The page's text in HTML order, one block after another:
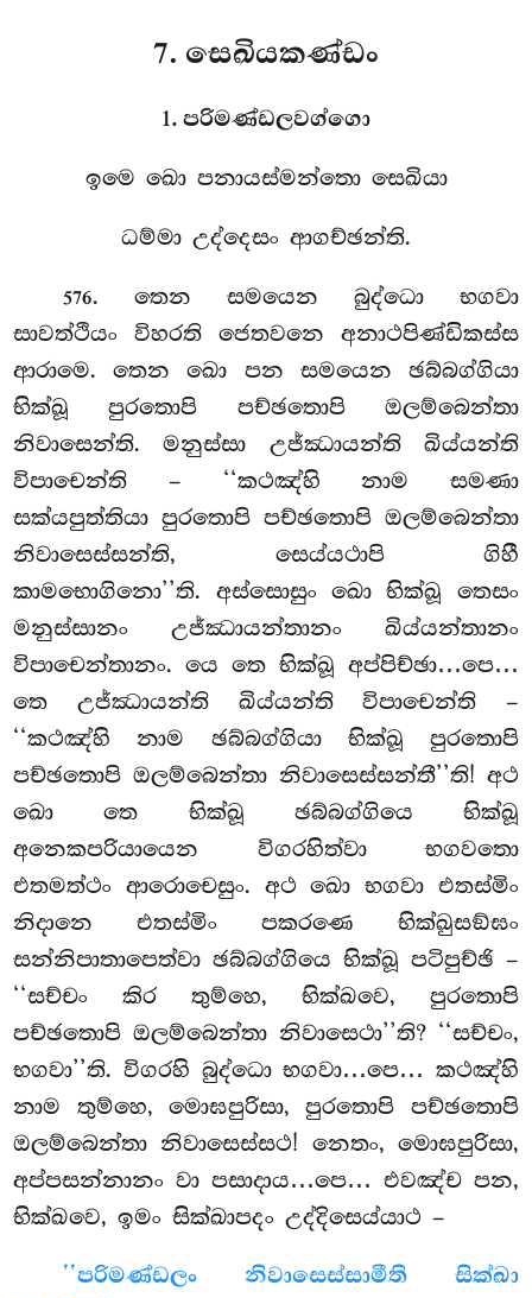
7. සෙඛියකණ්ඩං
1. පරිමණ්ඩලවග්ගො
ඉමෙ ඛො පනායස්මන්තො සෙඛියා
ධම්මා උද්දෙසං ආගච්ඡන්ති.
576. තෙන සමයෙන බුද්ධො භගවා
සාවත්ථියං විහරති ජෙතවනෙ අනාථපිණ්ඩිකස්ස
ආරාමෙ. තෙන ඛො පන සමයෙන ඡබ්බග්ගියා
භික්ඛූ පුරතොපි පච්ඡතොපි ඔලම්බෙන්තා
නිවාසෙන්ති. මනුස්සා උජ්ඣායන්ති ඛිය්යන්ති
විපාචෙන්ති – ‘‘කථඤ්හි නාම සමණා
සක්යපුත්තියා පුරතොපි පච්ඡතොපි ඔලම්බෙන්තා
නිවාසෙස්සන්ති, සෙය්යථාපි ගිහී
කාමභොගිනො’’ති. අස්සොසුං ඛො භික්ඛූ තෙසං
මනුස්සානං උජ්ඣායන්තානං ඛිය්යන්තානං
විපාචෙන්තානං. යෙ තෙ භික්ඛූ අප්පිච්ඡා…පෙ…
තෙ උජ්ඣායන්ති ඛිය්යන්ති විපාචෙන්ති –
‘‘කථඤ්හි නාම ඡබ්බග්ගියා භික්ඛූ පුරතොපි
පච්ඡතොපි ඔලම්බෙන්තා නිවාසෙස්සන්තී’’ති! අථ
ඛො තෙ භික්ඛූ ඡබ්බග්ගියෙ භික්ඛූ
අනෙකපරියායෙන විගරහිත්වා භගවතො
එතමත්ථං ආරොචෙසුං. අථ ඛො භගවා එතස්මිං
නිදානෙ එතස්මිං පකරණෙ භික්ඛුසඞ්ඝං
සන්නිපාතාපෙත්වා ඡබ්බග්ගියෙ භික්ඛූ පටිපුච්ඡි –
‘‘සච්චං කිර තුම්හෙ, භික්ඛවෙ, පුරතොපි
පච්ඡතොපි ඔලම්බෙන්තා නිවාසෙථා’’ති? ‘‘සච්චං,
භගවා’’ති. විගරහි බුද්ධො භගවා…පෙ… කථඤ්හි
නාම තුම්හෙ, මොඝපුරිසා, පුරතොපි පච්ඡතොපි
ඔලම්බෙන්තා නිවාසෙස්සථ! නෙතං, මොඝපුරිසා,
අප්පසන්නානං වා පසාදාය…පෙ… එවඤ්ච පන,
භික්ඛවෙ, ඉමං සික්ඛාපදං උද්දිසෙය්යාථ –
‘‘පරිමණ්ඩලං නිවාසෙස්සාමීති සික්ඛා